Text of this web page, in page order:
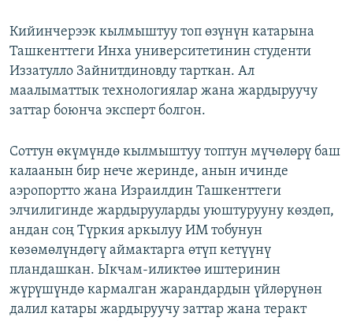
Кийинчерээк кылмыштуу топ өзүнүн катарына
Ташкенттеги Инха университетинин студенти
Иззатулло Зайнитдиновду тарткан. Ал
маалыматтык технологиялар жана жардыруучу
заттар боюнча эксперт болгон.
Соттун өкүмүндө кылмыштуу топтун мүчөлөрү баш
калаанын бир нече жеринде, анын ичинде
аэропортто жана Израилдин Ташкенттеги
элчилигинде жардырууларды уюштурууну көздөп,
андан соң Түркия аркылуу ИМ тобунун
көзөмөлүндөгү аймактарга өтүп кетүүнү
пландашкан. Ыкчам-иликтөө иштеринин
жүрүшүндө кармалган жарандардын үйлөрүнөн
далил катары жардыруучу заттар жана теракт